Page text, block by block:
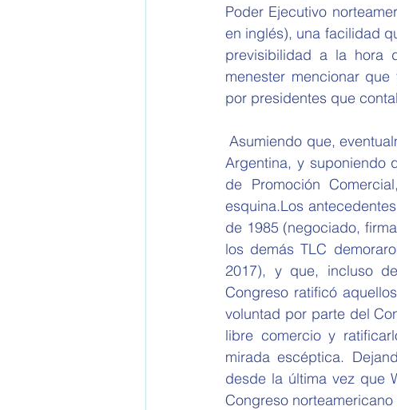
Poder Ejecutivo
en inglés), una facilidad
previsibilidad a la hora
menester mencionar
por presidentes que
Asumiendo que, eventualmente, la gestión de Donald Trump quisiera negociar un TLC con
Argentina, y suponiendo
de Promoción
esquina.Los
de 1985 (negociado,
los demás TLC
2017), y que, incluso
Congreso ratificó
voluntad por parte del
libre comercio y
mirada escéptica.
desde la última vez que
Congreso